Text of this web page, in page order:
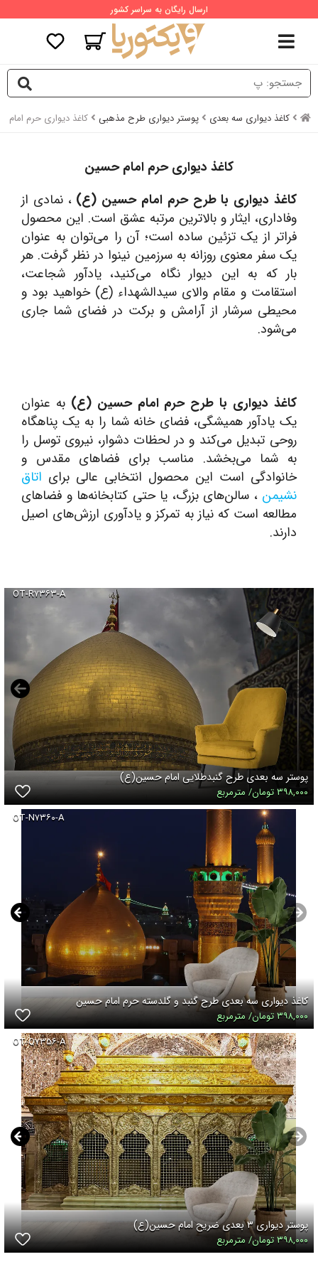
ارسال رایگان به سراسر کشور
کاغذ دیواری سه بعدی پوستر دیواری طرح مذهبی کاغذ دیواری حرم
کاغذ دیواری حرم امام حسین
کاغذ دیواری با طرح حرم امام حسین (ع)، نمادی از
وفاداری، ایثار و بالاترین مرتبه عشق است. این محصول
فراتر از یک تزئین ساده است؛ آن را می‌توان به عنوان
یک سفر معنوی روزانه به سرزمین نینوا در نظر گرفت. هر
بار که به این دیوار نگاه می‌کنید، یادآور شجاعت،
استقامت و مقام والای سیدالشهداء (ع) خواهید بود و
محیطی سرشار از آرامش و برکت در فضای شما جاری
می‌شود.
کاغذ دیواری با طرح حرم امام حسین (ع) به عنوان
یک یادآور همیشگی، فضای خانه شما را به یک پناهگاه
روحی تبدیل می‌کند و در لحظات دشوار، نیروی توسل را
به شما می‌بخشد. مناسب برای فضاهای مقدس و
خانوادگی است این محصول انتخابی عالی برای اتاق
نشیمن ، سالن‌های بزرگ، یا حتی کتابخانه‌ها و فضاهای
مطالعه است که نیاز به تمرکز و یادآوری ارزش‌های اصیل
دارند.
OT-R۷۳۶۳-A
پوستر سه بعدی طرح گنبدطلایی امام حسین(ع)
۳۹۸,۰۰۰ تومان/ مترمربع
OT-N۷۳۶۰-A
کاغذ دیواری سه بعدی طرح گنبد و گلدسته حرم امام حسین
۳۹۸,۰۰۰ تومان/ مترمربع
OT-Q۷۳۵۶-A
پوستر دیواری ۳ بعدی ضریح امام حسین(ع)
۳۹۸,۰۰۰ تومان/ مترمربع